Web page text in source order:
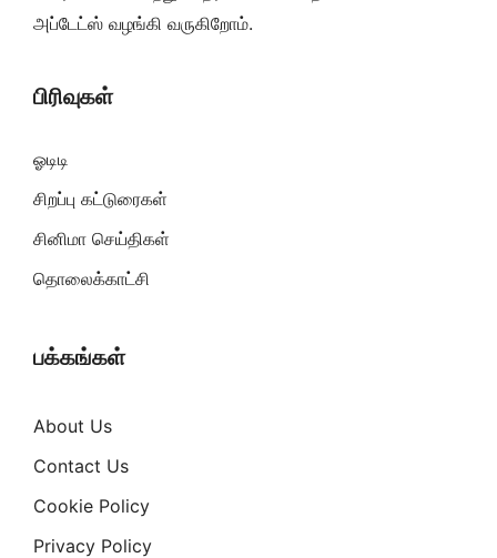
அப்டேட்ஸ் வழங்கி வருகிறோம்.
பிரிவுகள்
ஓடிடி
சிறப்பு கட்டுரைகள்
சினிமா செய்திகள்
தொலைக்காட்சி
பக்கங்கள்
About Us
Contact Us
Cookie Policy
Privacy Policy